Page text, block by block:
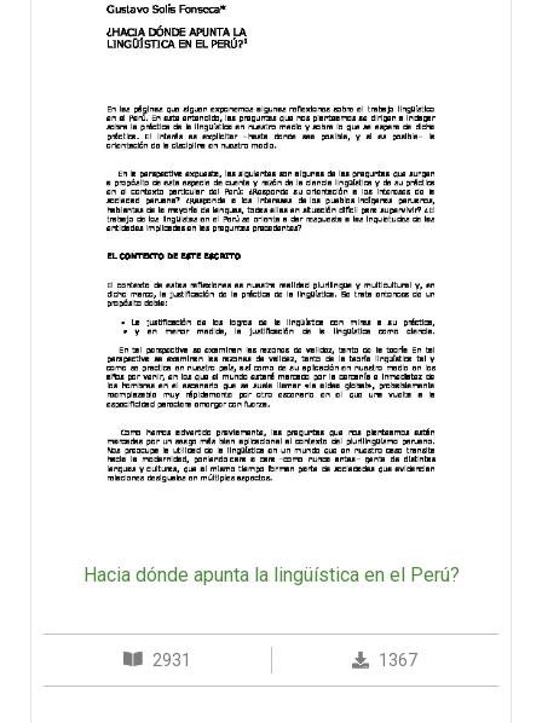
Hacia dónde apunta la lingüística en el Perú?
2931 1367